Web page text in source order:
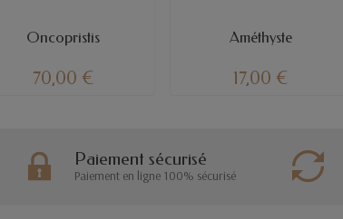
Oncopristis
70,00 €
Améthyste
17,00 €
Paiement sécurisé
Paiement en ligne 100% sécurisé